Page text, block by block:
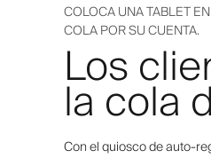
COLOCA UNA TABLET
COLA POR SU CUENTA.
Los
la cola
Con el quiosco de auto-